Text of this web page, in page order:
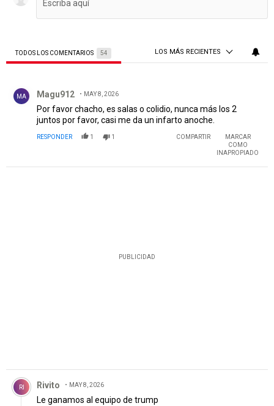
TODOS LOS COMENTARIOS 54 LOS MÁS RECIENTES
MA Magu912 MAY 8, 2026
Por favor chacho, es salas o colidio, nunca más los 2
juntos por favor, casi me da un infarto anoche.
RESPONDER 1 1 COMPARTIR
MARCAR
COMO
INAPROPIADO
PUBLICIDAD
Comentario de Rivito.
RI Rivito MAY 8, 2026
Le ganamos al equipo de trump